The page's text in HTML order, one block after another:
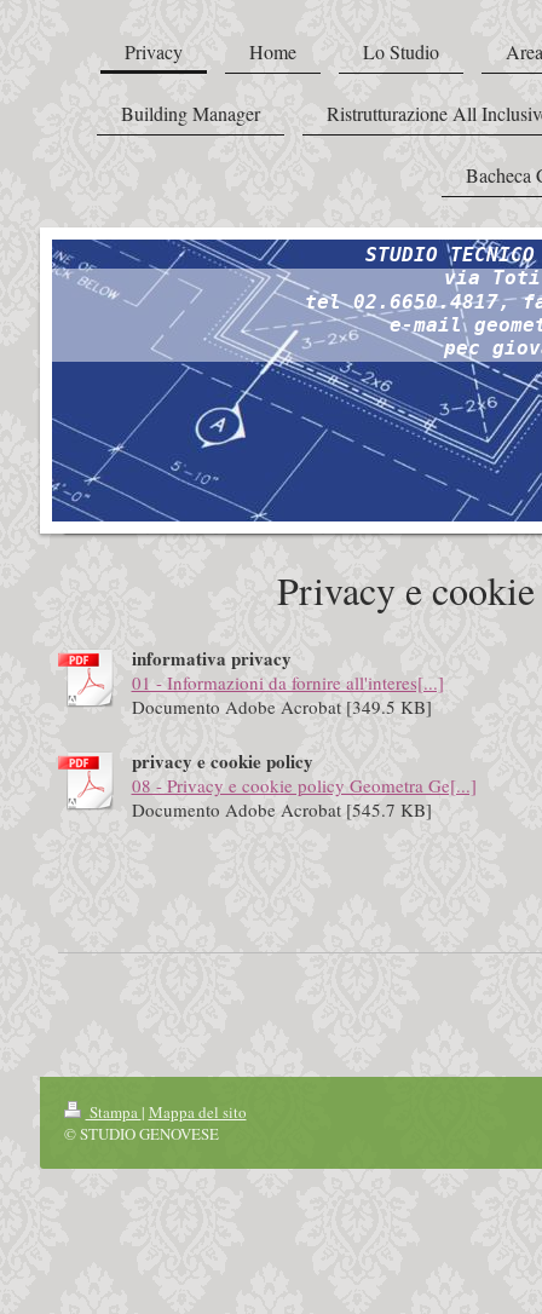
Privacy Home Lo Studio
Building Manager Ristrutturazione All
Bacheca
STUDIO TECNICO
via Toti
tel 02.6650.4817,
e-mail
pec
Privacy e
informativa privacy
01 - Informazioni da fornire all'interes[...]
Documento Adobe Acrobat [349.5 KB]
privacy e cookie policy
08 - Privacy e cookie policy Geometra Ge[...]
Documento Adobe Acrobat [545.7 KB]
Stampa | Mappa del sito
© STUDIO GENOVESE